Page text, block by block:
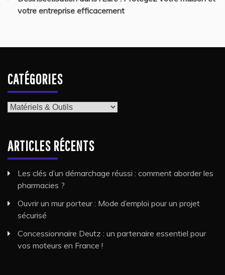
votre entreprise efficacement
CATÉGORIES
Catégories
ARTICLES RÉCENTS
Les clés d’un démarchage réussi : comment aborder les
pharmacies ?
Ouvrir un mur porteur : Mode d’emploi pour un projet
sécurisé
Concessionnaire Deutz : un partenaire essentiel pour
vos moteurs en France !